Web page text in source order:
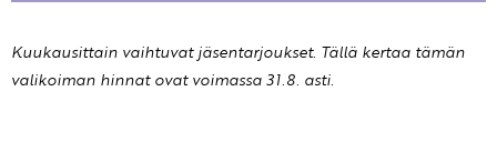
Kuukausittain vaihtuvat jäsentarjoukset. Tällä kertaa tämän
valikoiman hinnat ovat voimassa 31.8. asti.